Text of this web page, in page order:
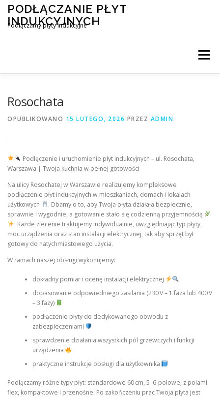
Przejdź
treści
PODŁĄCZANIE PŁYT
INDUKCYJNYCH
Podłączamy płyty indukcyjne
Menu
Rosochata
OPUBLIKOWANO 15 LUTEGO, 2026 PRZEZ ADMIN
Podłączenie i uruchomienie płyt indukcyjnych – ul. Rosochata,
Warszawa | Twoja kuchnia w pełnej gotowości
Na ulicy Rosochatej w Warszawie realizujemy kompleksowe
podłączenie płyt indukcyjnych w mieszkaniach, domach i lokalach
użytkowych
. Dbamy o to, aby Twoja płyta działała bezpiecznie,
sprawnie i wygodnie, a gotowanie stało się codzienną przyjemnością
. Każde zlecenie traktujemy indywidualnie, uwzględniając typ płyty,
moc urządzenia oraz stan instalacji elektrycznej, tak aby sprzęt był
gotowy do natychmiastowego użycia.
W ramach naszej obsługi wykonujemy:
dokładny pomiar i ocenę instalacji elektrycznej
dopasowanie odpowiedniego zasilania (230 V – 1 faza lub 400 V
– 3 fazy)
podłączenie płyty do dedykowanego obwodu z
zabezpieczeniami
sprawdzenie działania wszystkich pól grzewczych i funkcji
urządzenia
praktyczne instrukcje obsługi dla użytkownika
Podłączamy różne typy płyt: standardowe 60 cm, 5–6-polowe, z polami
flex, kompaktowe i przenośne. Po zakończeniu prac Twoja płyta jest